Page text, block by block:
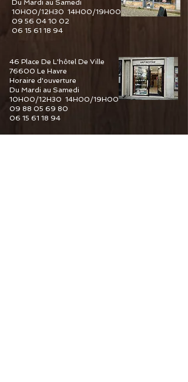
Du Mardi au Samedi
10H00/12H30 14H00/19H00
09 56 04 10 02
06 15 61 18 94
46 Place De L'hôtel De Ville
76600 Le Havre
Horaire d'ouverture
Du Mardi au Samedi
10H00/12H30 14H00/19H00
09 88 05 69 80
06 15 61 18 94